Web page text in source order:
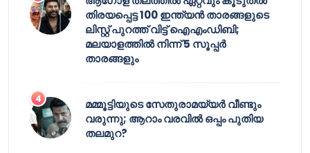
തിരയപ്പെട്ട 100 ഇന്ത്യൻ താരങ്ങളുടെ
ലിസ്റ്റ് പുറത്ത് വിട്ട് ഐഎംഡിബി;
മലയാളത്തിൽ നിന്ന് 5 സൂപ്പർ
താരങ്ങളും
മമ്മൂട്ടിയുടെ സേതുരാമയ്യർ വീണ്ടും
വരുന്നു; ആറാം വരവിൽ ഒപ്പം പുതിയ
തലമുറ?